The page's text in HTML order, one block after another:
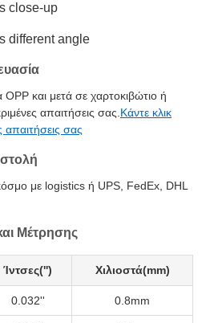
και μετά σε χαρτοκιβώτιο ή
απαιτήσεις σας. Κάντε κλικ
απαιτήσεις σας
με logistics ή UPS, FedEx, DHL
Μέτρησης
Ίντσες('') Χιλιοστά(mm)
0.032'' 0.8mm